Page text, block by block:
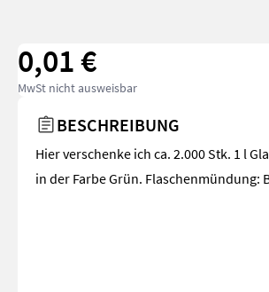
0,01 €
MwSt nicht ausweisbar
BESCHREIBUNG
Hier verschenke ich ca. 2.000 Stk. 1 l
in der Farbe Grün. Flaschenmündung: